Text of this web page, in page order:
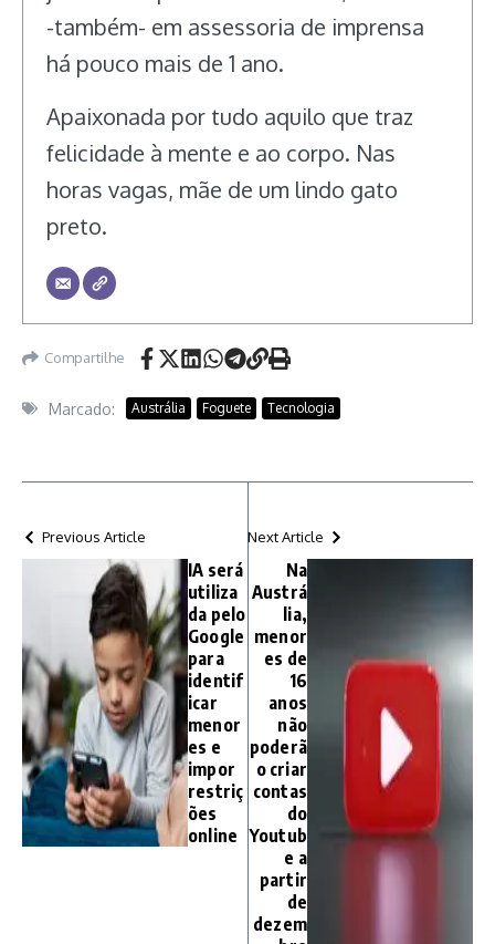
-também- em assessoria de imprensa
há pouco mais de 1 ano.
Apaixonada por tudo aquilo que traz
felicidade à mente e ao corpo. Nas
horas vagas, mãe de um lindo gato
preto.
Compartilhe
Marcado: Austrália Foguete Tecnologia
Previous Article
IA será
utiliza
da pelo
Google
para
identif
icar
menor
es e
impor
restriç
ões
online
Next Article
Na
Austrá
lia,
menor
es de
16
anos
não
poderã
o criar
contas
do
Youtub
e a
partir
de
dezem